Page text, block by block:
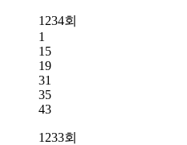
1234회
1
15
19
31
35
43
1233회